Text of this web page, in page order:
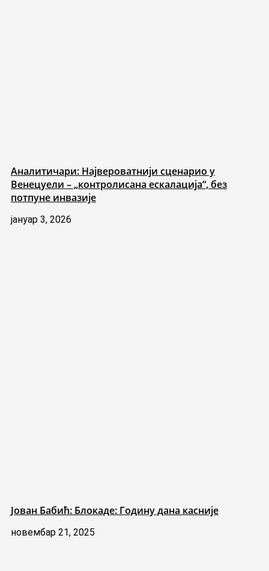
Аналитичари: Највероватнији сценарио у
Венецуели – „контролисана ескалација“, без
потпуне инвазије
јануар 3, 2026
Јован Бабић: Блокаде: Годину дана касније
новембар 21, 2025